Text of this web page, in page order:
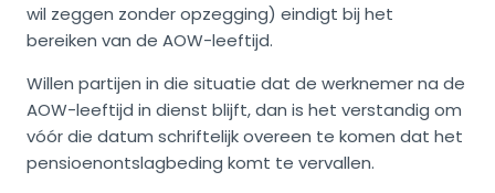
wil zeggen zonder opzegging) eindigt bij het
bereiken van de AOW-leeftijd.
Willen partijen in die situatie dat de werknemer na de
AOW-leeftijd in dienst blijft, dan is het verstandig om
vóór die datum schriftelijk overeen te komen dat het
pensioenontslagbeding komt te vervallen.